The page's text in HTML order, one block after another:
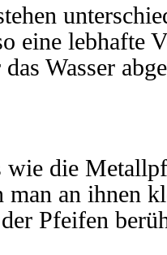
eine lebhafte
Wasser
wie die
an ihnen
Pfeifen